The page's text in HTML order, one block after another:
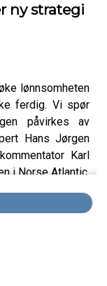
ny strategi
lønnsomheten
ferdig. Vi spør
påvirkes av
Hans Jørgen
Karl
i Norse Atlantic,